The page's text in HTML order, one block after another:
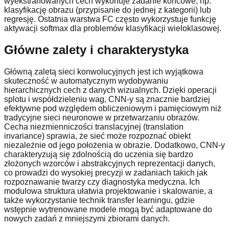
klasyfikację obrazu (przypisanie do jednej z kategorii) lub
regresję. Ostatnia warstwa FC często wykorzystuje funkcję
aktywacji softmax dla problemów klasyfikacji wieloklasowej.
Główne zalety i charakterystyka
Główną zaletą sieci konwolucyjnych jest ich wyjątkowa
skuteczność w automatycznym wydobywaniu
hierarchicznych cech z danych wizualnych. Dzięki operacji
splotu i współdzieleniu wag, CNN-y są znacznie bardziej
efektywne pod względem obliczeniowym i pamięciowym niż
tradycyjne sieci neuronowe w przetwarzaniu obrazów.
Cecha niezmienniczości translacyjnej (translation
invariance) sprawia, że sieć może rozpoznać obiekt
niezależnie od jego położenia w obrazie. Dodatkowo, CNN-y
charakteryzują się zdolnością do uczenia się bardzo
złożonych wzorców i abstrakcyjnych reprezentacji danych,
co prowadzi do wysokiej precyzji w zadaniach takich jak
rozpoznawanie twarzy czy diagnostyka medyczna. Ich
modulowa struktura ułatwia projektowanie i skalowanie, a
także wykorzystanie technik transfer learningu, gdzie
wstępnie wytrenowane modele mogą być adaptowane do
nowych zadań z mniejszymi zbiorami danych.